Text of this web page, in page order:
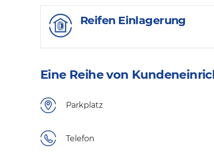
Reifen Einlagerung
Eine Reihe von
Parkplatz
Telefon